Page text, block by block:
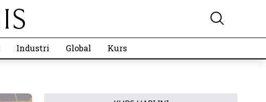
Industri Global Kurs